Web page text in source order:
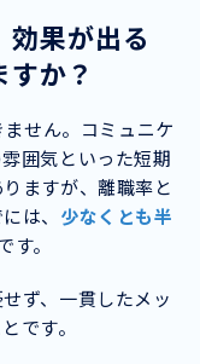
果が出る
か？
せん。コミュニケ
囲気といった短期
ますが、離職率と
は、 少なくとも半
す。
ず、一貫したメッ
です。